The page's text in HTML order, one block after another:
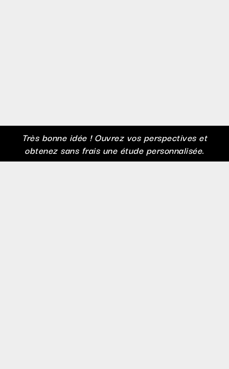
Très bonne idée ! Ouvrez vos perspectives et
obtenez sans frais une étude personnalisée.